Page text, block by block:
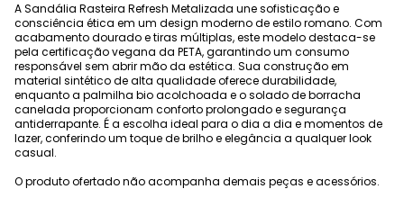
A Sandália Rasteira Refresh Metalizada une sofisticação e
consciência ética em um design moderno de estilo romano. Com
acabamento dourado e tiras múltiplas, este modelo destaca-se
pela certificação vegana da PETA, garantindo um consumo
responsável sem abrir mão da estética. Sua construção em
material sintético de alta qualidade oferece durabilidade,
enquanto a palmilha bio acolchoada e o solado de borracha
canelada proporcionam conforto prolongado e segurança
antiderrapante. É a escolha ideal para o dia a dia e momentos de
lazer, conferindo um toque de brilho e elegância a qualquer look
casual.
O produto ofertado não acompanha demais peças e acessórios.